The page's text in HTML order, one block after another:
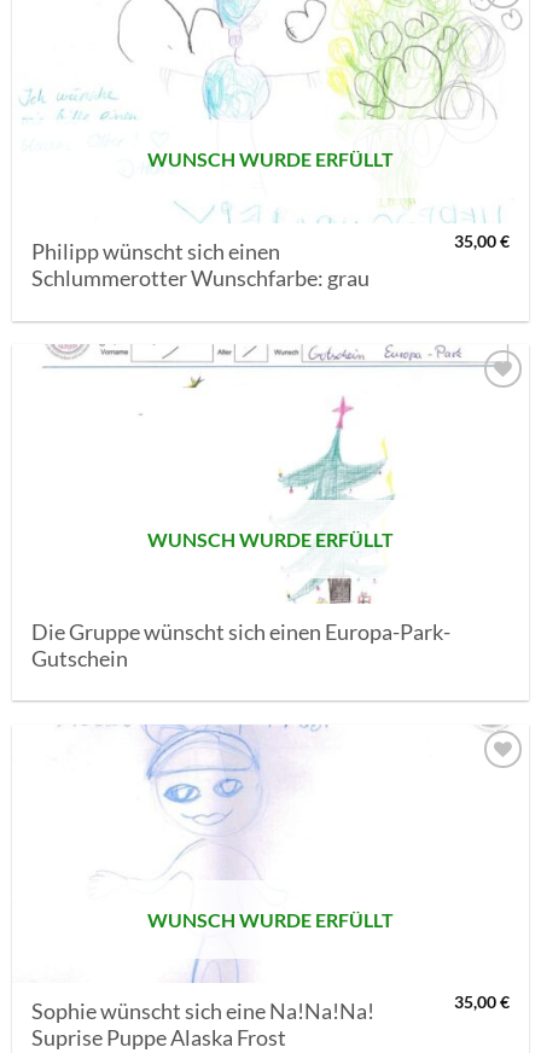
AUF MEINE
MERKLISTE
SETZEN
WUNSCH WURDE ERFÜLLT
Philipp wünscht sich einen
Schlummerotter Wunschfarbe: grau
35,00€
WUNSCH WURDE ERFÜLLT
Die Gruppe wünscht sich einen Europa-Park-
Gutschein
WUNSCH WURDE ERFÜLLT
Sophie wünscht sich eine Na!Na!Na!
Suprise Puppe Alaska Frost
35,00€